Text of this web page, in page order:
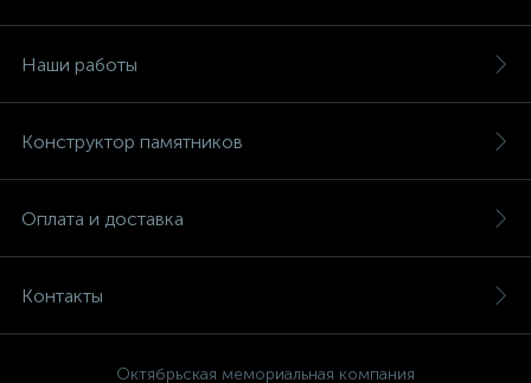
Наши работы
Конструктор памятников
Оплата и доставка
Контакты
Октябрьская мемориальная компания